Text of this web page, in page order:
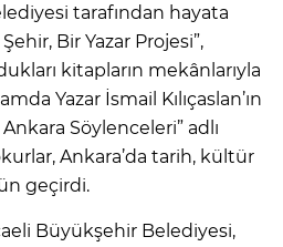
tarafından hayata
Bir Yazar Projesi”,
kitapların mekânlarıyla
Yazar İsmail Kılıçaslan’ın
Söylenceleri” adlı
Ankara’da tarih, kültür
geçirdi.
Büyükşehir Belediyesi,